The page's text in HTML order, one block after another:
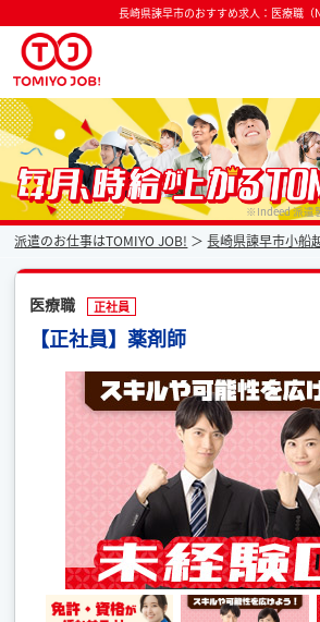
長崎県諫早市のおすすめ求人：医療職（
派遣なら毎月時給が上がるトミヨジョブ ※Indeed 派遣
派遣のお仕事はTOMIYO JOB! 長崎県諫早市小船
医療職 正社員
【正社員】薬剤師